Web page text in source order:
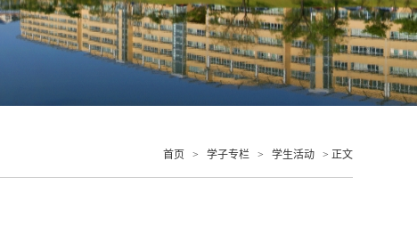
首页 > 学子专栏 > 学生活动 > 正文